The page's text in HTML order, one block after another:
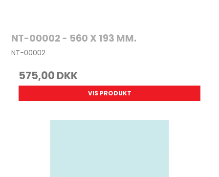
NT-00002 - 560 X 193 MM.
NT-00002
575,00 DKK
VIS PRODUKT